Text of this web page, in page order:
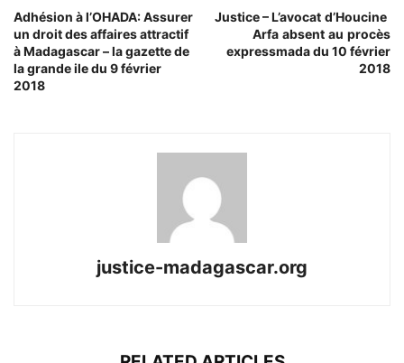
Adhésion à l’OHADA: Assurer
un droit des affaires attractif
à Madagascar – la gazette de
la grande ile du 9 février
2018
Justice – L’avocat d’Houcine
Arfa absent au procès
expressmada du 10 février
2018
justice-madagascar.org